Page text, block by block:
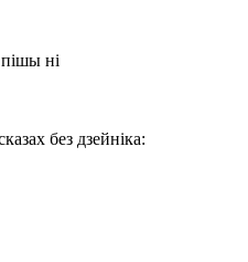
ні
без дзейніка: